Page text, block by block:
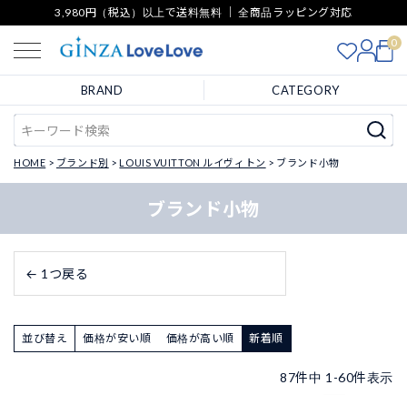
3,980円（税込）以上で送料無料 ｜ 全商品ラッピング対応
0
BRAND CATEGORY
HOME ブランド別 LOUIS VUITTON ルイヴィトン ブランド小物
ブランド小物
← 1つ戻る
並び替え 価格が安い順 価格が高い順 新着順
87件中 1 -60件表示